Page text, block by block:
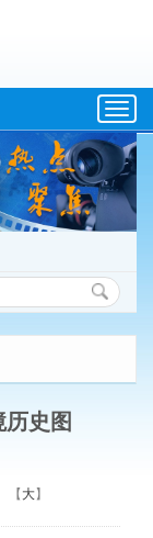
史图
【大】